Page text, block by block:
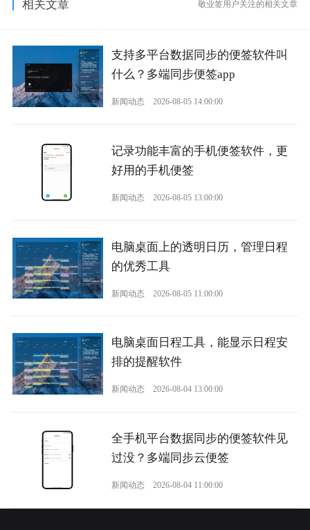
相关文章 敬业签用户关注的相关文章
支持多平台数据同步的便签软件叫
什么？多端同步便签app
新闻动态 2026-08-05 14:00:00
记录功能丰富的手机便签软件，更
好用的手机便签
新闻动态 2026-08-05 13:00:00
电脑桌面上的透明日历，管理日程
的优秀工具
新闻动态 2026-08-05 11:00:00
电脑桌面日程工具，能显示日程安
排的提醒软件
新闻动态 2026-08-04 13:00:00
全手机平台数据同步的便签软件见
过没？多端同步云便签
新闻动态 2026-08-04 11:00:00